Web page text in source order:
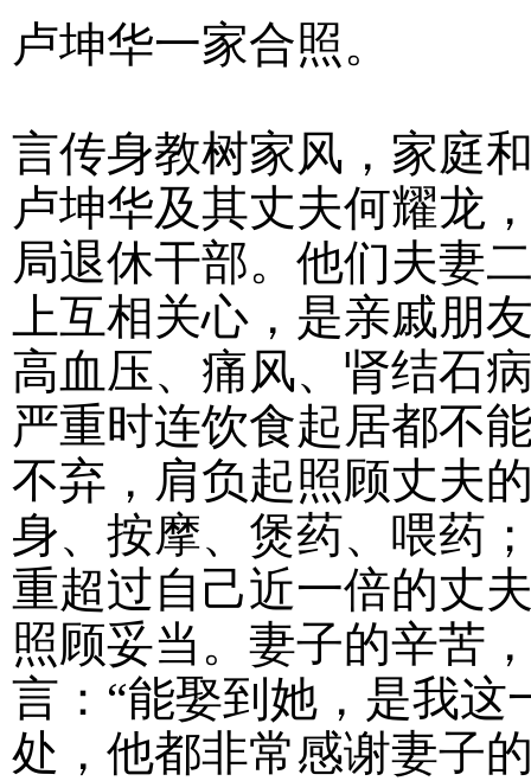
卢坤华一家合照。
言传身教树家风，家庭
卢坤华及其丈夫何耀龙
局退休干部。他们夫妻
上互相关心，是亲戚朋
高血压、痛风、肾结石
严重时连饮食起居都不
不弃，肩负起照顾丈夫
身、按摩、煲药、喂药
重超过自己近一倍的丈
照顾妥当。妻子的辛苦
言：“能娶到她，是我这
处，他都非常感谢妻子